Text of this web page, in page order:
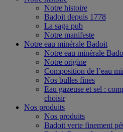
Notre histoire
Badoit depuis 1778
La saga pub
Notre manifeste
Notre eau minérale Badoit
Notre eau minérale
Notre origine
Composition de l’eau
Nos bulles fines
Eau gazeuse et sel :
choisir
Nos produits
Nos produits
Badoit verte finement